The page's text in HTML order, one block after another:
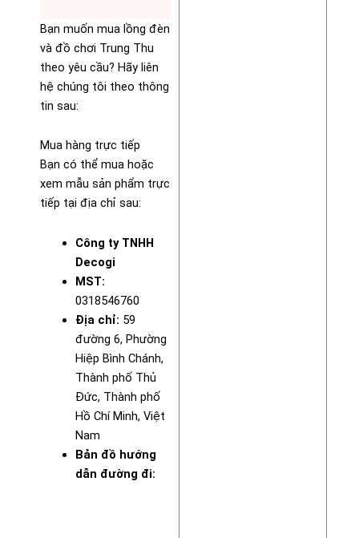
Bạn muốn mua lồng đèn
và đồ chơi Trung Thu
theo yêu cầu? Hãy liên
hệ chúng tôi theo thông
tin sau:
Mua hàng trực tiếp
Bạn có thể mua hoặc
xem mẫu sản phẩm trực
tiếp tại địa chỉ sau:
Công ty TNHH
Decogi
MST:
0318546760
Địa chỉ: 59
đường 6, Phường
Hiệp Bình Chánh,
Thành phố Thủ
Đức, Thành phố
Hồ Chí Minh, Việt
Nam
Bản đồ hướng
dẫn đường đi: